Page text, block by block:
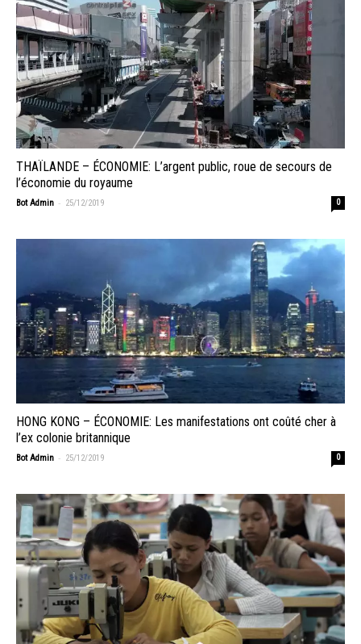
THAÏLANDE – ÉCONOMIE: L’argent public, roue de secours de
l’économie du royaume
Bot Admin - 25/12/2019 0
HONG KONG – ÉCONOMIE: Les manifestations ont coûté cher à
l’ex colonie britannique
Bot Admin - 25/12/2019 0